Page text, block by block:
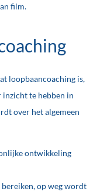
film.
loopbaancoaching is,
inzicht te hebben in
over het algemeen
ontwikkeling
op weg wordt